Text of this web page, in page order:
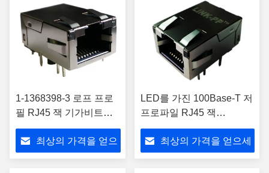
1-1368398-3 로프 프로
필 RJ45 잭 기가비트
10/100/1000
최상의 가격을 얻으
LED를 가진 100Base-T 저
프로파일 RJ45 잭
LPJK7401AONL를 통하여
구멍
최상의 가격을 얻으세